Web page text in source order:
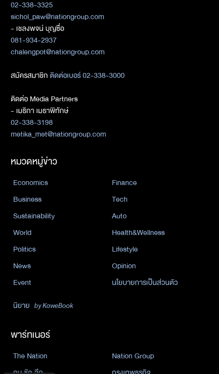
02-338-3325
sichol_paw@nationgroup.com
- เชลงพจน์ บุญซื่อ
081-934-2937
chalengpot@nationgroup.com
สมัครสมาชิกติดต่อเบอร์ 02-338-3000
ติดต่อ Media Partners
- เมธิกา เมธาพิทักษ์
02-338-3198
metika_met@nationgroup.com
หมวดหมู่ข่าว
Economics
Finance
Business
Tech
Sustainability
Auto
World
Health&Wellness
Politics
Lifestyle
News
Opinion
Event
นโยบายการเป็นส่วนตัว
นิยาย by KaweBook
พาร์ทเนอร์
The Nation
Nation Group